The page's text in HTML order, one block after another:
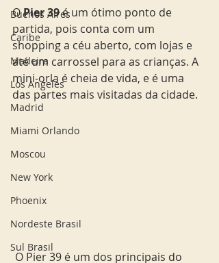
Buenos Aires
Caribe
Madeira
Los Angeles
Madrid
Miami Orlando
Moscou
New York
Phoenix
Nordeste Brasil
Sul Brasil
O Pier 39 é um ótimo ponto de
partida, pois conta com um
shopping a céu aberto, com lojas e
até um carrossel para as crianças. A
mini-orla é cheia de vida, e é uma
das partes mais visitadas da cidade.